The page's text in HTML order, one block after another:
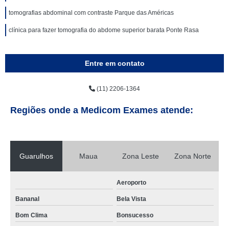
tomografias abdominal com contraste Parque das Américas
clínica para fazer tomografia do abdome superior barata Ponte Rasa
Entre em contato
(11) 2206-1364
Regiões onde a Medicom Exames atende:
Guarulhos Maua Zona Leste Zona Norte
Aeroporto
Bananal Bela Vista
Bom Clima Bonsucesso